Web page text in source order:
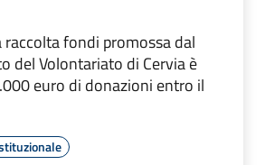
fondi promossa dal
del Volontariato di Cervia è
euro di donazioni entro il